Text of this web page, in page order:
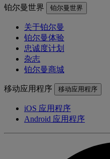
铂尔曼世界 铂尔曼世界
关于铂尔曼
铂尔曼体验
忠诚度计划
杂志
铂尔曼商城
移动应用程序 移动应用程序
iOS 应用程序
Android 应用程序